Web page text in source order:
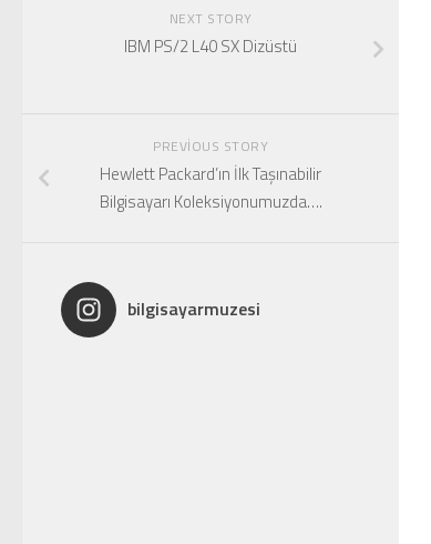
NEXT STORY
IBM PS/2 L40 SX Dizüstü
PREVIOUS STORY
Hewlett Packard’ın İlk Taşınabilir
Bilgisayarı Koleksiyonumuzda….
bilgisayarmuzesi